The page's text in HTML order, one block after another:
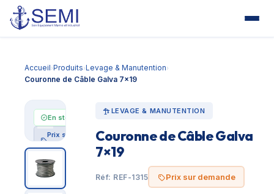
Accueil›Produits›Levage & Manutention›
Couronne de Câble Galva 7×19
En stock
Prix sur
demande
LEVAGE & MANUTENTION
Couronne de Câble Galva
7×19
Réf: REF-1315 Prix sur demande